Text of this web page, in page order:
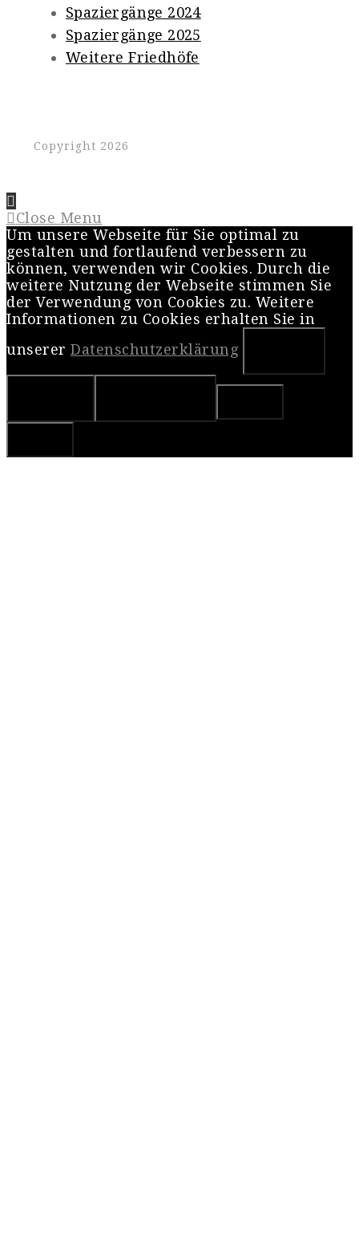
Spaziergänge 2024
Spaziergänge 2025
Weitere Friedhöfe
Copyright 2026
Close Menu
Um unsere Webseite für Sie optimal zu
gestalten und fortlaufend verbessern zu
können, verwenden wir Cookies. Durch die
weitere Nutzung der Webseite stimmen Sie
der Verwendung von Cookies zu. Weitere
Informationen zu Cookies erhalten Sie in
unserer Datenschutzerklärung